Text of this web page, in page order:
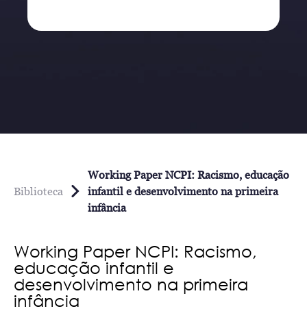
Biblioteca
Working Paper NCPI: Racismo, educação
infantil e desenvolvimento na primeira
infância
Working Paper NCPI: Racismo,
educação infantil e
desenvolvimento na primeira
infância